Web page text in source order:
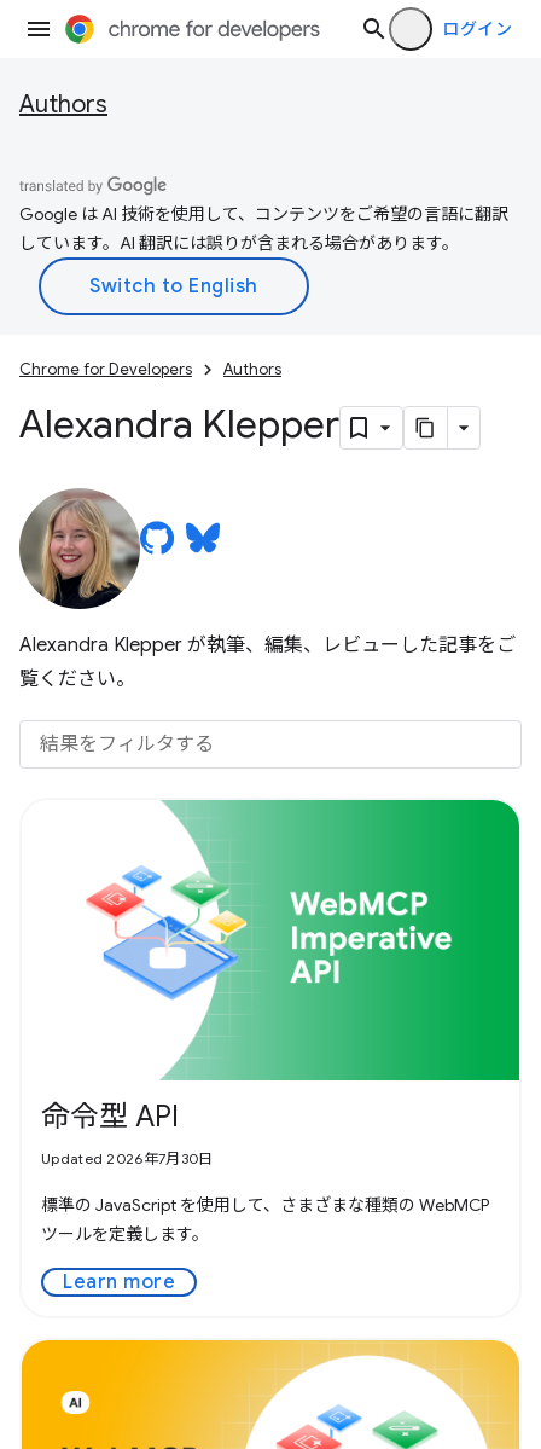
ログイン
Authors
Google は AI 技術を使用して、コンテンツをご希望の言語に翻訳
しています。AI 翻訳には誤りが含まれる場合があります。
Chrome for Developers Authors
Alexandra Klepper
Alexandra Klepper が執筆、編集、レビューした記事をご
覧ください。
命令型 API
Updated 2026年7月30日
標準の JavaScript を使用して、さまざまな種類の WebMCP
ツールを定義します。
Learn more